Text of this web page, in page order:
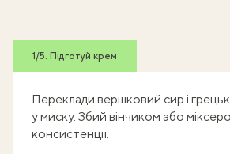
1/5. Підготуй крем
Переклади вершковий сир і
у миску. Збий вінчиком або
консистенції.